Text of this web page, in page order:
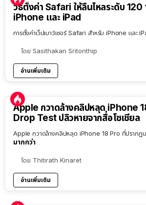
วิธีตั้งค่า Safari ให้ลื่นไหลระดับ
iPhone และ iPad
การตั้งค่าเว็ปเบาว์เซอร์ Safari สำหรับ iPhone และ
โดย Sasithakan Sritonthip
อ่านเพิ่มเติม
Apple กวาดล้างคลิปหลุด iPhone
Drop Test ปลิวหายจากสื่อโซเชียล
Apple กวาดล้างคลิปหลุด iPhone 18 Pro ที่ปรากฏ
มากกว่า
โดย Thitirath Kinaret
อ่านเพิ่มเติม